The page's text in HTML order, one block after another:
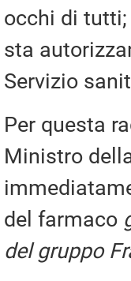
occhi di tutti;
sta
Servizio
Per questa
Ministro
del farmaco
del gruppo